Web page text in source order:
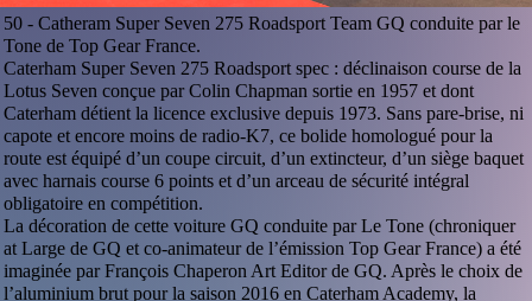
50 -Catheram Super Seven 275 Roadsport Team GQ conduite par le
Tone de Top Gear France.
Caterham Super Seven 275 Roadsport spec : déclinaison course de la
Lotus Seven conçue par Colin Chapman sortie en 1957 et dont
Caterham détient la licence exclusive depuis 1973. Sans pare-brise, ni
capote et encore moins de radio-K7, ce bolide homologué pour la
route est équipé d’un coupe circuit, d’un extincteur, d’un siège baquet
avec harnais course 6 points et d’un arceau de sécurité intégral
obligatoire en compétition.
La décoration de cette voiture GQ conduite par Le Tone (chroniquer
at Large de GQ et co-animateur de l’émission Top Gear France) a été
imaginée par François Chaperon Art Editor de GQ. Après le choix de
l’aluminium brut pour la saison 2016 en Caterham Academy, la